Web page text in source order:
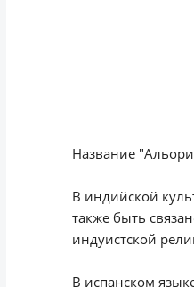
Название
В индийской
также быть
индуистской
В испанском